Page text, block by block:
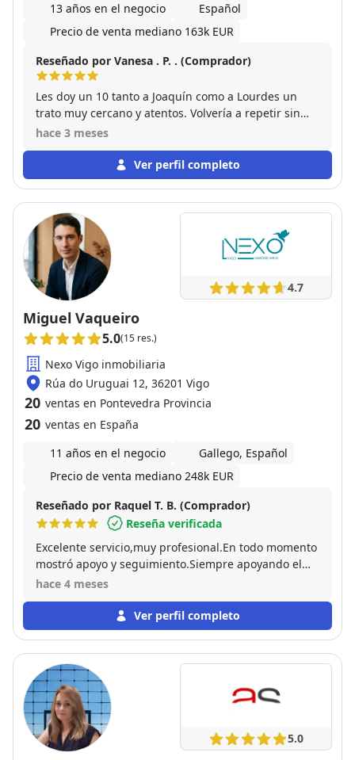
13 años en el negocio
Español
Precio de venta mediano 163k EUR
Reseñado por Vanesa . P. . (Comprador)
Les doy un 10 tanto a Joaquín como a Lourdes un
trato muy cercano y atentos. Volvería a repetir sin
dudarlo excelentes profesionales.
hace 3 meses
Ver perfil completo
4.7
Miguel Vaqueiro
5.0(15 res.)
Nexo Vigo inmobiliaria
Rúa do Uruguai 12, 36201 Vigo
20 ventas en Pontevedra Provincia
20 ventas en España
11 años en el negocio
Gallego, Español
Precio de venta mediano 248k EUR
Reseñado por Raquel T. B. (Comprador)
Reseña verificada
Excelente servicio,muy profesional.En todo momento
mostró apoyo y seguimiento.Siempre apoyando el
proceso de compra tanto con el vendedor como
hace 4 meses
Ver perfil completo
5.0